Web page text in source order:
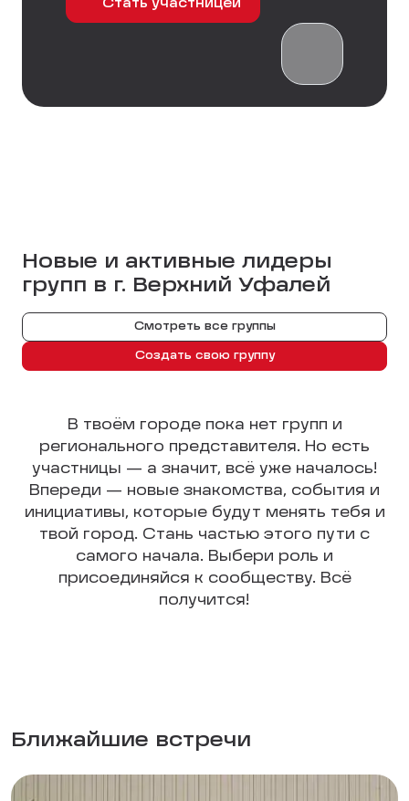
Стать участницей
Новые и активные лидеры
групп в г. Верхний Уфалей
Смотреть все группы
Создать свою группу
В твоём городе пока нет групп и
регионального представителя. Но есть
участницы — а значит, всё уже началось!
Впереди — новые знакомства, события и
инициативы, которые будут менять тебя и
твой город. Стань частью этого пути с
самого начала. Выбери роль и
присоединяйся к сообществу. Всё
получится!
Ближайшие встречи